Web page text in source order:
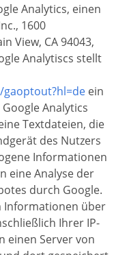
Analytics, einen
1600
View, CA 94043,
Analytiscs stellt
ein
Analytics
Textdateien, die
des Nutzers
Informationen
eine Analyse der
durch Google.
Informationen über
Ihrer IP-
einen Server von